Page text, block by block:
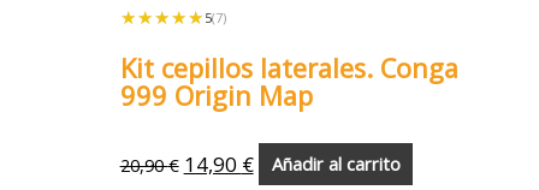
★★★★★
★★★★★ 5(7)
Kit cepillos laterales. Conga
999 Origin Map
20,90€ 14,90 € Añadir al carrito